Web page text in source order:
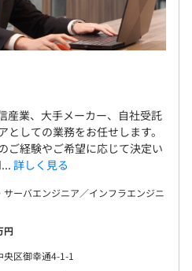
産業、大手メーカー、自社受託
しての業務をお任せします。
ご経験やご希望に応じて決定い
詳しく見る
サーバエンジニア／インフラエンジニ
円
区御幸通4-1-1